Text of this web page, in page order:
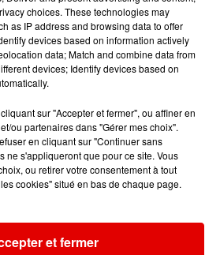
choices. These technologies may
as IP address and browsing data to offer
devices based on information actively
data; Match and combine data from
devices; Identify devices based on
sur "Accepter et fermer", ou affiner en
ou partenaires dans "Gérer mes choix".
en cliquant sur "Continuer sans
ne s'appliqueront que pour ce site. Vous
ou retirer votre consentement à tout
cookies" situé en bas de chaque page.
et fermer